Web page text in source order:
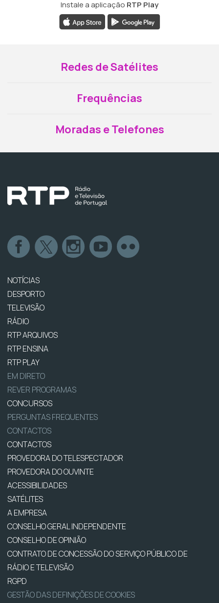
Instale a aplicação RTP Play
Redes de Satélites
Frequências
Moradas e Telefones
NOTÍCIAS
DESPORTO
TELEVISÃO
RÁDIO
RTP ARQUIVOS
RTP ENSINA
RTP PLAY
EM DIRETO
REVER PROGRAMAS
CONCURSOS
PERGUNTAS FREQUENTES
CONTACTOS
CONTACTOS
PROVEDORA DO TELESPECTADOR
PROVEDORA DO OUVINTE
ACESSIBILIDADES
SATÉLITES
A EMPRESA
CONSELHO GERAL INDEPENDENTE
CONSELHO DE OPINIÃO
CONTRATO DE CONCESSÃO DO SERVIÇO PÚBLICO DE
RÁDIO E TELEVISÃO
RGPD
GESTÃO DAS DEFINIÇÕES DE COOKIES